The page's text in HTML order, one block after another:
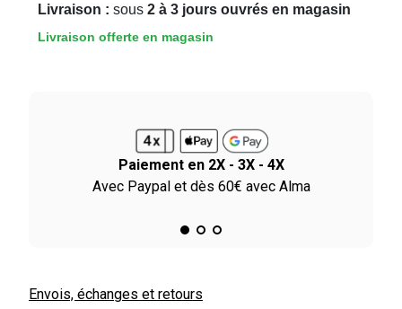
Livraison : sous 2 à 3 jours ouvrés en magasin
Livraison offerte en magasin
Paiement en 2X - 3X - 4X
Avec Paypal et dès 60€ avec Alma
Envois, échanges et retours